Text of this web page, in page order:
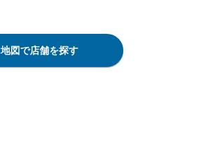
地図で店舗を探す